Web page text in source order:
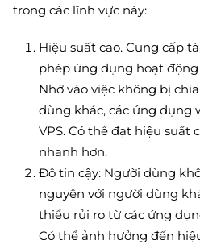
trong các lĩnh vực này:
Hiệu suất cao. Cung cấp
phép ứng dụng hoạt
Nhờ vào việc không bị
dùng khác, các ứng dụng
VPS. Có thể đạt hiệu suất
nhanh hơn.
Độ tin cậy: Người dùng
nguyên với người dùng
thiểu rủi ro từ các ứng
Có thể ảnh hưởng đến